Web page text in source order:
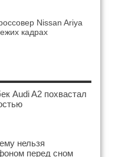
Nissan Ariya
кадрах
Audi A2 похвастал
нельзя
перед сном